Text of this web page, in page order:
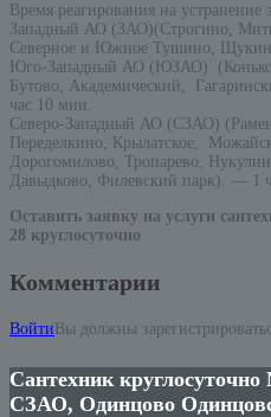
Время реагирования на
Западный АО (ЗАО)(Строгино,
Северное и Южное Тушино,
Юго-Западный АО (ЮЗАО)
Бутово, Академический,
час 10 мин.
Северо-Западный АО (СЗАО)
Переделкино, Крылатское,
Дорогомилово, Тропарево,
Давыдково, Филевский парк). — 1
Оставить заявку на услуги
28 круглосуточно
Комментарии
Войти Вы должны
Сантехник
СЗАО, Одинцово